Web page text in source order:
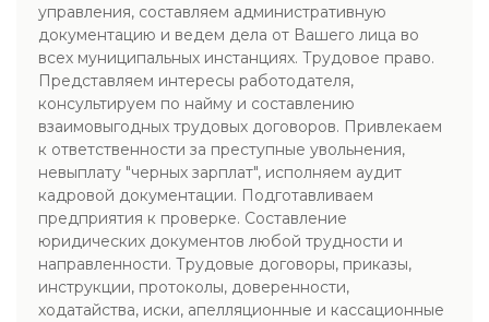
управления, составляем административную
документацию и ведем дела от Вашего лица во
всех муниципальных инстанциях. Трудовое право.
Представляем интересы работодателя,
консультируем по найму и составлению
взаимовыгодных трудовых договоров. Привлекаем
к ответственности за преступные увольнения,
невыплату "черных зарплат", исполняем аудит
кадровой документации. Подготавливаем
предприятия к проверке. Составление
юридических документов любой трудности и
направленности. Трудовые договоры, приказы,
инструкции, протоколы, доверенности,
ходатайства, иски, апелляционные и кассационные